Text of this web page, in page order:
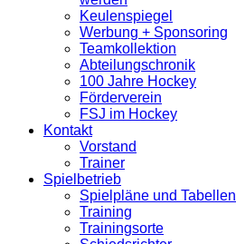
Keulenspiegel
Werbung + Sponsoring
Teamkollektion
Abteilungschronik
100 Jahre Hockey
Förderverein
FSJ im Hockey
Kontakt
Vorstand
Trainer
Spielbetrieb
Spielpläne und Tabellen
Training
Trainingsorte